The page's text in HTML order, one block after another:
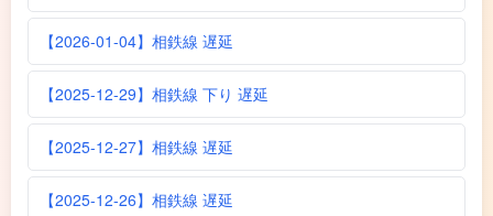
【2026-01-04】相鉄線 遅延
【2025-12-29】相鉄線 下り 遅延
【2025-12-27】相鉄線 遅延
【2025-12-26】相鉄線 遅延